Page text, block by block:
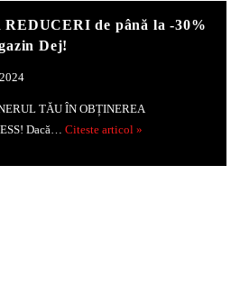
REDUCERI de până la -30%
Dej!
TĂU ÎN OBȚINEREA
Dacă… Citeste articol »